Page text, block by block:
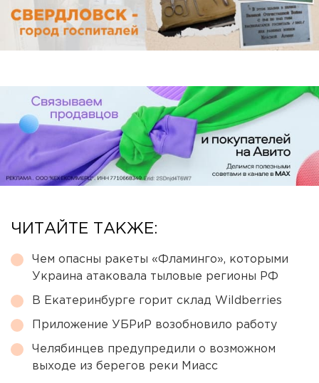
ЧИТАЙТЕ ТАКЖЕ:
Чем опасны ракеты «Фламинго», которыми
Украина атаковала тыловые регионы РФ
В Екатеринбурге горит склад Wildberries
Приложение УБРиР возобновило работу
Челябинцев предупредили о возможном
выходе из берегов реки Миасс